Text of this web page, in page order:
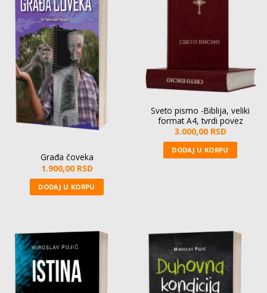
Građa čoveka
1.900,00 RSD
DODAJ U KORPU
Sveto pismo -Biblija, veliki
format A4, tvrdi povez
3.000,00 RSD
DODAJ U KORPU